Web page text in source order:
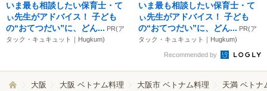
いま最も相談したい保育士・て
ぃ先生がアドバイス！ 子ども
の“おてつだい”に、どん... PR(ア
タック・キュキュット｜Hugkum)
いま最も相談したい保育士・て
ぃ先生がアドバイス！ 子ども
の“おてつだい”に、どん... PR(ア
タック・キュキュット｜Hugkum)
Recommended by
大阪 大阪 ベトナム料理 大阪市 ベトナム料理 天満 ベトナ